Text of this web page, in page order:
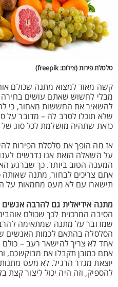
סלסלת פירות (צילום: freepik)
קשה מאוד למצוא מתנה שכולם
מבלי לחשוש שאתם עושים בחירה
להשאיר את החששות מאחור, כי
שלא תוכלו לסרב לה – מדובר על
כזאת שתהיה מושלמת לכל סוג של
אז מה הופך את סלסלת הפירות
על השאלה הזאת אנו נדרשים
המענה הטוב ביותר. כך שברגע
אתם צריכים לבחור, מתנה שאותה
תישארו עם לא מעט מחמאות על
מתנה אידיאלית גם להרבה אנשים
הסיבה המרכזית לכך שכולם
שמדובר על מתנה שמתאימה
הסלסלה בהתאם לכמות האנשים
אחד לא צריך להישאר רעב – כולם
אתם כמובן תקבלו את מבוקשכם,
יוצאת מגדר הרגיל. לא מעט
להספיק, וזה היה יכול ליצור קצת